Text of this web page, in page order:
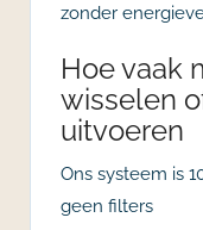
zonder
Hoe vaak
wisselen
uitvoeren
Ons systeem is
geen filters